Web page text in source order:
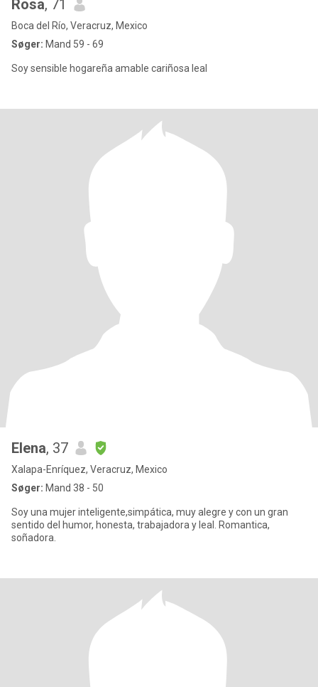
Rosa, 71
Boca del Río, Veracruz, Mexico
Søger: Mand 59 - 69
Soy sensible hogareña amable cariñosa leal
Elena, 37
Xalapa-Enríquez, Veracruz, Mexico
Søger: Mand 38 - 50
Soy una mujer inteligente,simpática, muy alegre y con un gran
sentido del humor, honesta, trabajadora y leal. Romantica,
soñadora.